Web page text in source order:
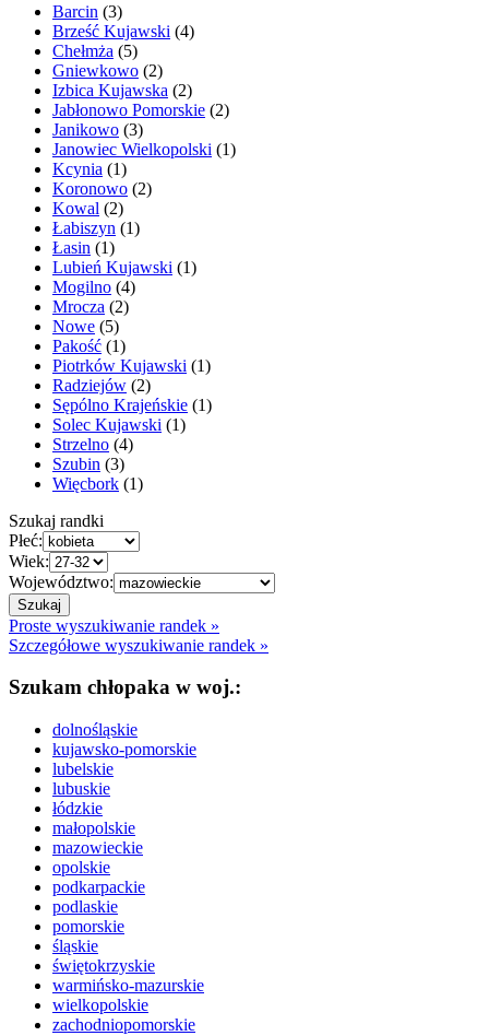
Barcin (3)
Brześć Kujawski (4)
Chełmża (5)
Gniewkowo (2)
Izbica Kujawska (2)
Jabłonowo Pomorskie (2)
Janikowo (3)
Janowiec Wielkopolski (1)
Kcynia (1)
Koronowo (2)
Kowal (2)
Łabiszyn (1)
Łasin (1)
Lubień Kujawski (1)
Mogilno (4)
Mrocza (2)
Nowe (5)
Pakość (1)
Piotrków Kujawski (1)
Radziejów (2)
Sępólno Krajeńskie (1)
Solec Kujawski (1)
Strzelno (4)
Szubin (3)
Więcbork (1)
Szukaj randki
Płeć:
Wiek:
Województwo:
Proste wyszukiwanie randek »
Szczegółowe wyszukiwanie randek »
Szukam chłopaka w woj.:
dolnośląskie
kujawsko-pomorskie
lubelskie
lubuskie
łódzkie
małopolskie
mazowieckie
opolskie
podkarpackie
podlaskie
pomorskie
śląskie
świętokrzyskie
warmińsko-mazurskie
wielkopolskie
zachodniopomorskie